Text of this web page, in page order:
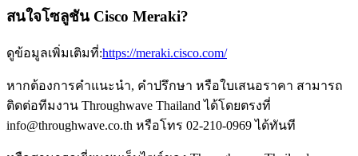
สนใจโซลูชัน Cisco Meraki?
ดูข้อมูลเพิ่มเติมที่:https://meraki.cisco.com/
หากต้องการคำแนะนำ, คำปรึกษา หรือใบเสนอราคา สามารถ
ติดต่อทีมงาน Throughwave Thailand ได้โดยตรงที่
info@throughwave.co.th หรือโทร 02-210-0969 ได้ทันที